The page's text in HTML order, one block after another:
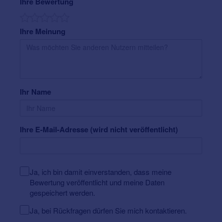
Weitere Informationen über
Ihre Meinung
Ihr Name
Ihre E-Mail-Adresse (wird nicht veröffentlicht)
Ja, ich bin damit einverstanden, dass meine
Bewertung veröffentlicht und meine Daten
gespeichert werden.
Ja, bei Rückfragen dürfen Sie mich kontaktieren.